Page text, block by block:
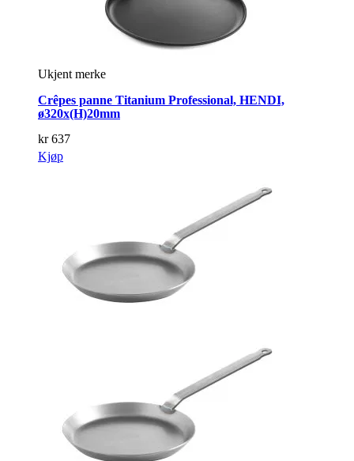
Ukjent merke
Crêpes panne Titanium Professional, HENDI,
ø320x(H)20mm
kr637
Kjøp